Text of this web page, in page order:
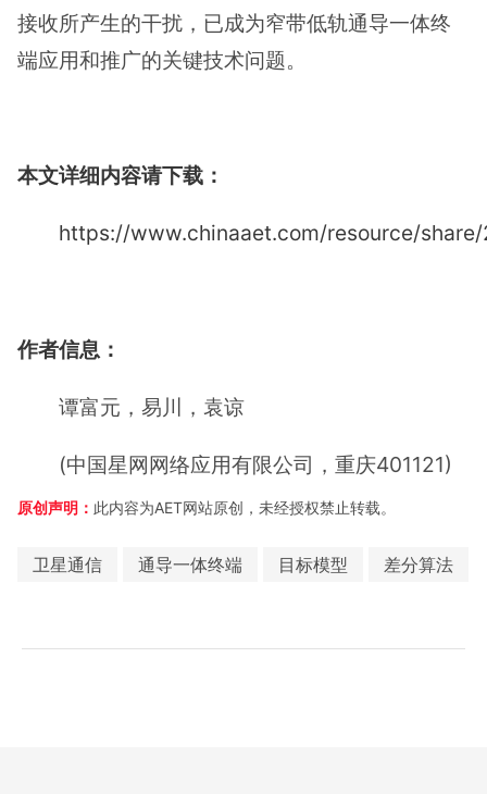
接收所产生的干扰，已成为窄带低轨通导一体终
端应用和推广的关键技术问题。
本文详细内容请下载：
https://www.chinaaet.com/resource/
作者信息：
谭富元，易川，袁谅
(中国星网网络应用有限公司，重庆401121)
原创声明： 此内容为AET网站原创，未经授权禁止转载。
卫星通信 通导一体终端 目标模型 差分算法